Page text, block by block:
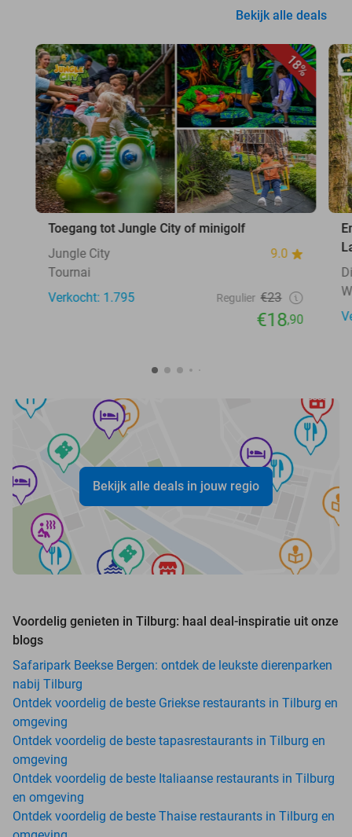
Bekijk alle deals
18%
Toegang tot Jungle City of minigolf
Jungle City
9.0
Tournai
Verkocht: 1.795
Regulier €23
€18,90
Bekijk alle deals in jouw regio
Voordelig genieten in Tilburg: haal deal-inspiratie uit onze
blogs
Safaripark Beekse Bergen: ontdek de leukste dierenparken
nabij Tilburg
Ontdek voordelig de beste Griekse restaurants in Tilburg en
omgeving
Ontdek voordelig de beste tapasrestaurants in Tilburg en
omgeving
Ontdek voordelig de beste Italiaanse restaurants in Tilburg
en omgeving
Ontdek voordelig de beste Thaise restaurants in Tilburg en